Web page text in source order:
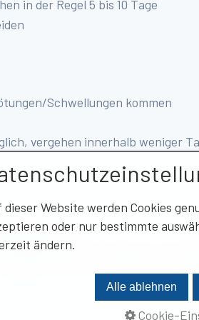
in der Regel 5 bis 10 Tage
Schwellungen kommen
vergehen innerhalb weniger
Monate an
jährlich, d.h. im Abstand von 6
dieser Website werden Cookies
oder nur bestimmte
ändern.
Alle ablehnen
Cookie-